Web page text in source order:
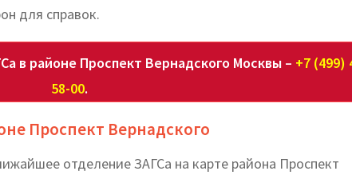
для справок.
в районе Проспект Вернадского Москвы – +7 (499)
58-00.
Проспект Вернадского
отделение ЗАГСа на карте района Проспект